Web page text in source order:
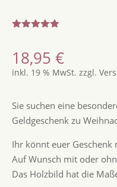
von 5,
basierend
auf
18,95 €
inkl. 19 % MwSt. zzgl.
Sie suchen eine
Geldgeschenk zu
Ihr könnt euer
Auf Wunsch mit oder
Das Holzbild hat die